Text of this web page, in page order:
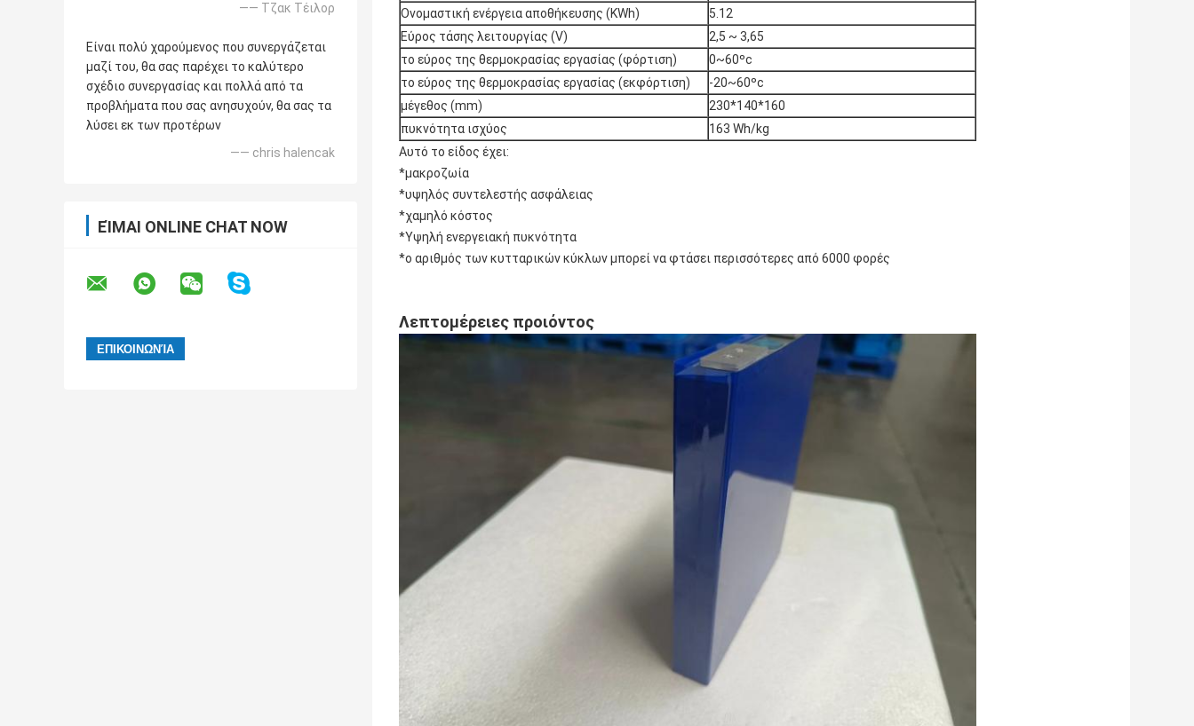
—— Τζακ Τέιλορ
Είναι πολύ χαρούμενος που συνεργάζεται
μαζί του, θα σας παρέχει το καλύτερο
σχέδιο συνεργασίας και πολλά από τα
προβλήματα που σας ανησυχούν, θα σας τα
λύσει εκ των προτέρων
—— chris halencak
ΕΊΜΑΙ ONLINE CHAT NOW
Ονομαστική ενέργεια αποθήκευσης (KWh)
5.12
Εύρος τάσης λειτουργίας (V)
2,5 ~ 3,65
το εύρος της θερμοκρασίας εργασίας (φόρτιση)
0~60ºc
το εύρος της θερμοκρασίας εργασίας (εκφόρτιση)
-20~60ºc
μέγεθος (mm)
230*140*160
πυκνότητα ισχύος
163 Wh/kg
Αυτό το είδος έχει:
*μακροζωία
*υψηλός συντελεστής ασφάλειας
*χαμηλό κόστος
*Υψηλή ενεργειακή πυκνότητα
*ο αριθμός των κυτταρικών κύκλων μπορεί να φτάσει περισσότερες από 6000 φορές
Λεπτομέρειες προιόντος